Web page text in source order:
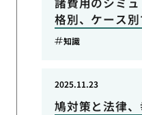
格別、ケース
知識
鳩対策と法律
2025.11.23